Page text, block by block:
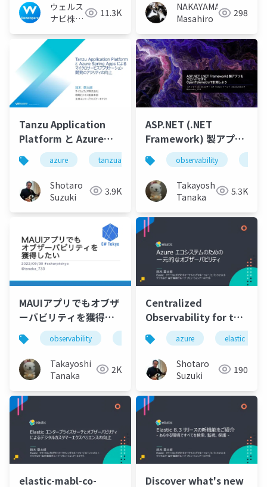
ウェルス
ナビ株式
術広報チ
ーム
11.3K
NAKAYAMA
Masahiro
298
Tanzu Application
Platform と Azure
Spring Apps によるマ
イクロサービスアプリ
ケーション開発のアジ
リティ向上
azure tanzuapplicationplatform
Shotaro
Suzuki
3.9K
ASP.NET (.NET
Framework) 製アプリ
をリビルドせずに
OpenTelemetryで計
測しよう
observability
Takayoshi
Tanaka
5.3K
MAUIアプリでもオブザ
ーバビリティを獲得し
たい
observability maui
Takayoshi
Tanaka
2K
Centralized
Observability for the
Azure Ecosystem
azure elastic
Shotaro
Suzuki
190
elastic-mabl-co- Discover what's new